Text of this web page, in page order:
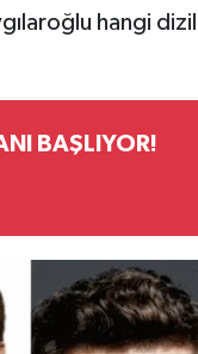
hangi
BAŞLIYOR!